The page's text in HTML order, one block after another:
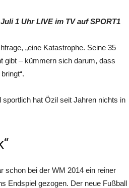
1 Uhr LIVE im TV auf SPORT1
„eine Katastrophe. Seine 35
gibt – kümmern sich darum, dass
hat Özil seit Jahren nichts in
schon bei der WM 2014 ein reiner
Endspiel gezogen. Der neue Fußball